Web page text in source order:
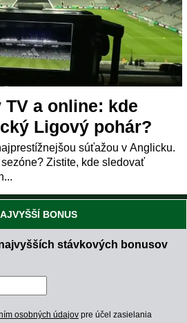
TV a online: kde
Ligový pohár?
súťažou v Anglicku.
Zistite, kde sledovať
BONUS
stávkových bonusov
osobných údajov pre účel zasielania